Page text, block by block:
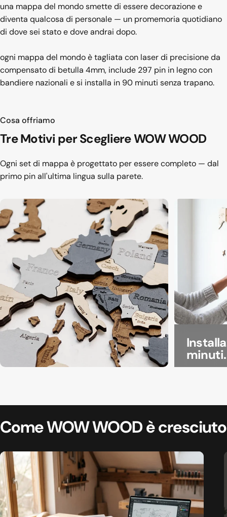
una mappa del mondo smette di essere decorazione e
diventa qualcosa di personale — un promemoria quotidiano
di dove sei stato e dove andrai dopo.
ogni mappa del mondo è tagliata con laser di precisione da
compensato di betulla 4mm, include 297 pin in legno con
bandiere nazionali e si installa in 90 minuti senza trapano.
Cosa offriamo
Tre Motivi perScegliere WOW WOOD
Ogni set di mappa è progettato per essere completo — dal
primo pin all'ultima lingua sulla parete.
Come WOW WOODè cresciuto